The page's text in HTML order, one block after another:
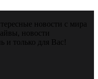
новости с мира
новости
и только для Вас!